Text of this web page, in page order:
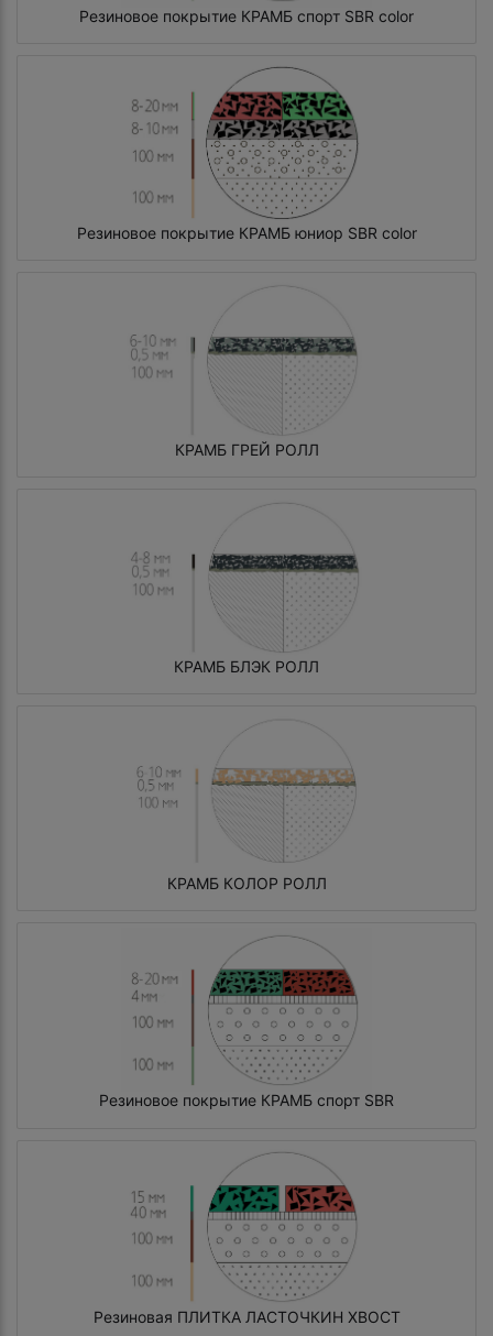
Резиновое покрытие КРАМБ спорт SBR color
Резиновое покрытие КРАМБ юниор SBR color
КРАМБ ГРЕЙ РОЛЛ
КРАМБ БЛЭК РОЛЛ
КРАМБ КОЛОР РОЛЛ
Резиновое покрытие КРАМБ спорт SBR
Резиновая ПЛИТКА ЛАСТОЧКИН ХВОСТ